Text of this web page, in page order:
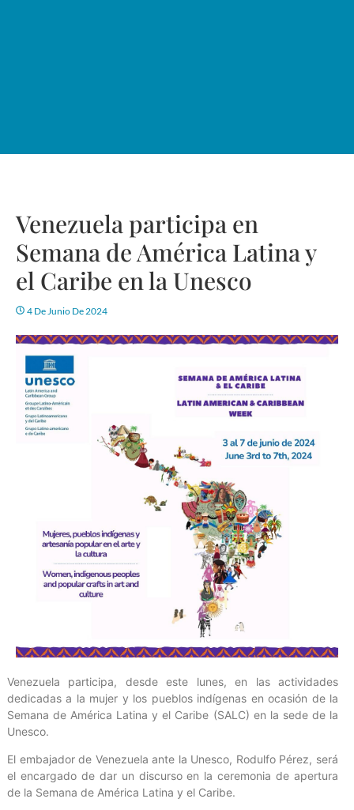
Venezuela participa en
Semana de América Latina y
el Caribe en la Unesco
4 De Junio De 2024
Venezuela participa, desde este lunes, en las actividades
dedicadas a la mujer y los pueblos indígenas en ocasión de la
Semana de América Latina y el Caribe (SALC) en la sede de la
Unesco.
El embajador de Venezuela ante la Unesco, Rodulfo Pérez, será
el encargado de dar un discurso en la ceremonia de apertura
de la Semana de América Latina y el Caribe.